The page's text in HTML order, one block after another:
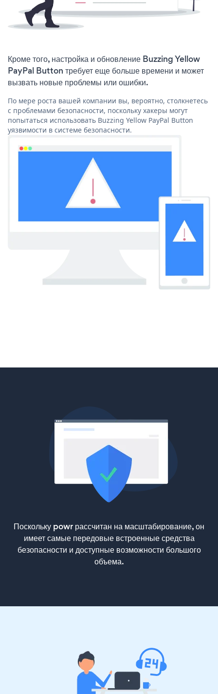
Кроме того, настройка и обновление Buzzing Yellow
PayPal Button требует еще больше времени и может
вызвать новые проблемы или ошибки.
По мере роста вашей компании вы, вероятно, столкнетесь
с проблемами безопасности, поскольку хакеры могут
попытаться использовать Buzzing Yellow PayPal Button
уязвимости в системе безопасности.
Поскольку powr рассчитан на масштабирование, он
имеет самые передовые встроенные средства
безопасности и доступные возможности большого
объема.